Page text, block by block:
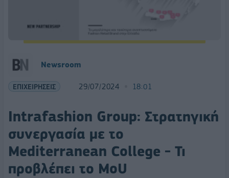
Newsroom
ΕΠΙΧΕΙΡΗΣΕΙΣ 29/07/2024 18:01
Intrafashion Group: Στρατηγική
συνεργασία με το
Mediterranean College - Τι
προβλέπει το MoU